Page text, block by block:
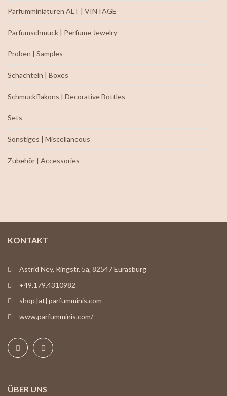
Parfumminiaturen ALT | VINTAGE
Parfumschmuck | Perfume Jewelry
Proben | Samples
Schachteln | Boxes
Schmuckflakons | Decorative Bottles
Sets
Sonstiges | Miscellaneous
Zubehör | Accessories
KONTAKT
Astrid Ney, Ringstr. 5a, 82547 Eurasburg
+49.179.4310982
shop [at] parfumminis.com
www.parfumminis.com/
ÜBER UNS